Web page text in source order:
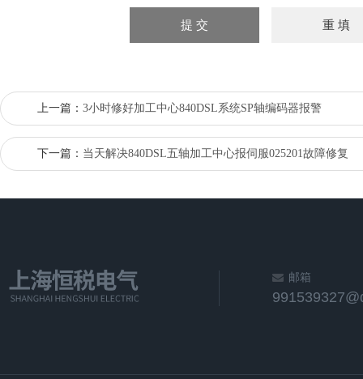
上一篇： 3小时修好加工中心840DSL系统SP轴编码器报警
下一篇： 当天解决840DSL五轴加工中心报伺服025201故障修复
邮箱